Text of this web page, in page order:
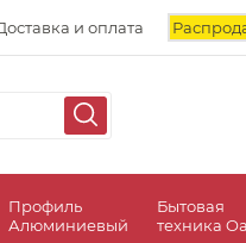
и оплата
Профиль
Алюминиевый
Бытовая
техника